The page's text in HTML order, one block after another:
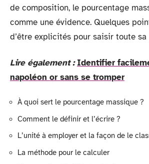
de composition, le pourcentage
comme une évidence. Quelques
d’être explicités pour saisir toute sa
Lire également : Identifier
napoléon or sans se tromper
À quoi sert le pourcentage massique ?
Comment le définir et l’écrire ?
L’unité à employer et la façon de le
La méthode pour le calculer